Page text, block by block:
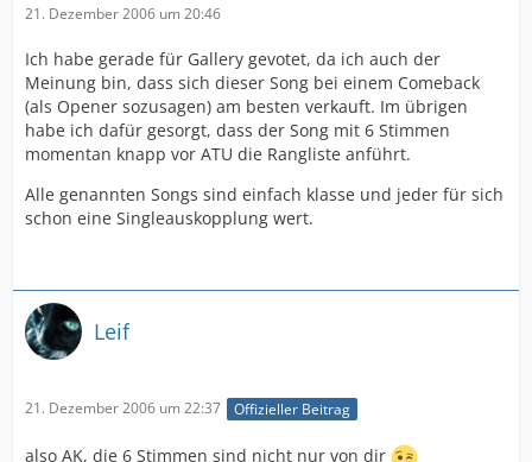
21. Dezember 2006 um 20:46
Ich habe gerade für Gallery gevotet, da ich auch der
Meinung bin, dass sich dieser Song bei einem Comeback
(als Opener sozusagen) am besten verkauft. Im übrigen
habe ich dafür gesorgt, dass der Song mit 6 Stimmen
momentan knapp vor ATU die Rangliste anführt.
Alle genannten Songs sind einfach klasse und jeder für sich
schon eine Singleauskopplung wert.
Leif
21. Dezember 2006 um 22:37 Offizieller Beitrag
also AK, die 6 Stimmen sind nicht nur von dir